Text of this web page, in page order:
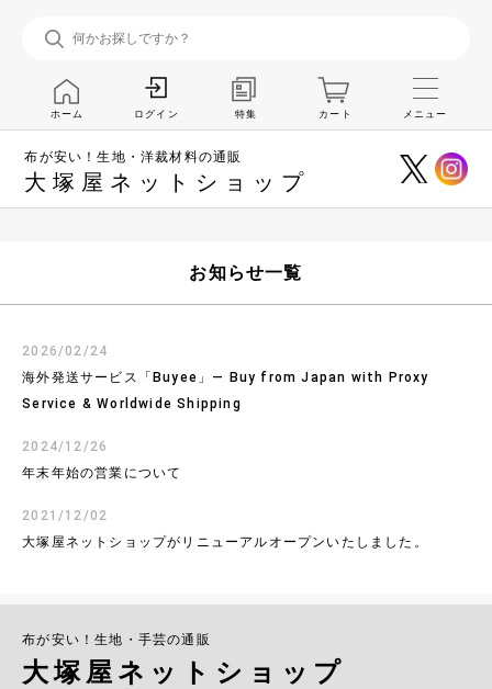
布が安い！生地・洋裁材料の通販
大塚屋ネットショップ
ホーム ログイン 特集 カート メニュー
お知らせ一覧
2026/02/24
海外発送サービス「Buyee」― Buy from Japan with Proxy
Service & Worldwide Shipping
2024/12/26
年末年始の営業について
2021/12/02
大塚屋ネットショップがリニューアルオープンいたしました。
布が安い！生地・手芸の通販
大塚屋ネットショップ